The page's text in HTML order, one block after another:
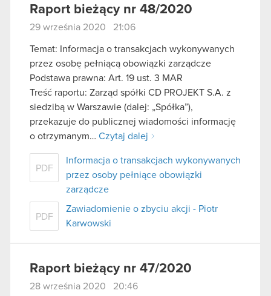
Raport bieżący nr 48/2020
29 września 2020 21:06
Temat: Informacja o transakcjach wykonywanych
przez osobę pełniącą obowiązki zarządcze
Podstawa prawna: Art. 19 ust. 3 MAR
Treść raportu: Zarząd spółki CD PROJEKT S.A. z
siedzibą w Warszawie (dalej: „Spółka”),
przekazuje do publicznej wiadomości informację
o otrzymanym… Czytaj dalej
PDF
Informacja o transakcjach wykonywanych
przez osoby pełniące obowiązki
zarządcze
PDF
Zawiadomienie o zbyciu akcji - Piotr
Karwowski
Raport bieżący nr 47/2020
28 września 2020 20:46